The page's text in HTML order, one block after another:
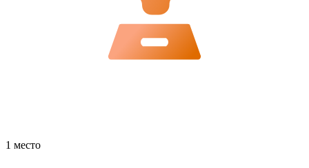
1 место